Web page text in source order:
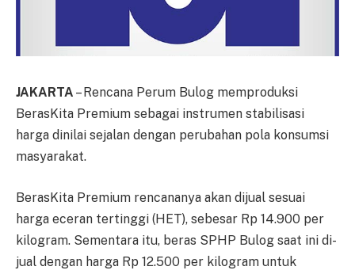
JAKARTA – Rencana Perum Bulog mem­pro­duk­si
BerasKita Premium sebagai instrumen sta­bi­lisasi
harga dinilai sejalan dengan peru­bah­an pola konsumsi
masyarakat.
BerasKita Premium ren­ca­na­nya akan dijual sesuai
harga ecer­an tertinggi (HET), sebesar Rp 14.900 per
kilogram. Sementara itu, beras SPHP Bulog saat ini di­
jual dengan harga Rp 12.500 per kilogram untuk